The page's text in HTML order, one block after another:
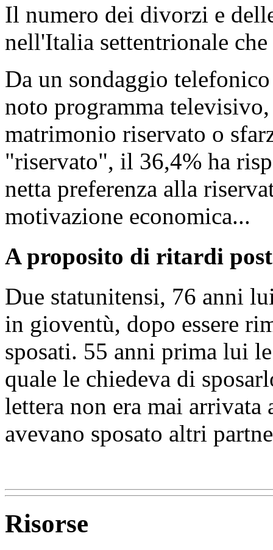
Il numero dei divorzi e
nell'Italia settentrionale
Da un sondaggio
noto programma
matrimonio riservato o
"riservato", il 36,4% ha
netta preferenza alla
motivazione economica...
A proposito di ritardi
Due statunitensi, 76 anni
in gioventù, dopo essere
sposati. 55 anni prima lui
quale le chiedeva di
lettera non era mai arrivata
avevano sposato altri
Risorse